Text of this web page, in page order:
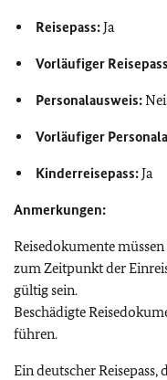
Reisepass:Ja
Vorläufiger
Personalausweis:
Vorläufiger
Kinderreisepass:Ja
Anmerkungen:
Reisedokumente
zum Zeitpunkt der
gültig sein.
Beschädigte
führen.
Ein deutscher Reisepass,